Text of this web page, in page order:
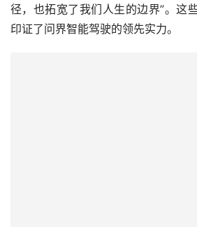
径，也拓宽了我们人生的边界”。这
印证了问界智能驾驶的领先实力。